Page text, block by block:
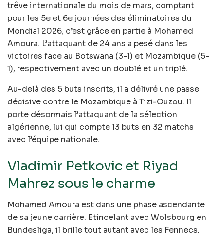
trêve internationale du mois de mars, comptant
pour les 5e et 6e journées des éliminatoires du
Mondial 2026, c’est grâce en partie à Mohamed
Amoura. L’attaquant de 24 ans a pesé dans les
victoires face au Botswana (3-1) et Mozambique (5-
1), respectivement avec un doublé et un triplé.
Au-delà des 5 buts inscrits, il a délivré une passe
décisive contre le Mozambique à Tizi-Ouzou. Il
porte désormais l’attaquant de la sélection
algérienne, lui qui compte 13 buts en 32 matchs
avec l’équipe nationale.
Vladimir Petkovic et Riyad
Mahrez sous le charme
Mohamed Amoura est dans une phase ascendante
de sa jeune carrière. Etincelant avec Wolsbourg en
Bundesliga, il brille tout autant avec les Fennecs.